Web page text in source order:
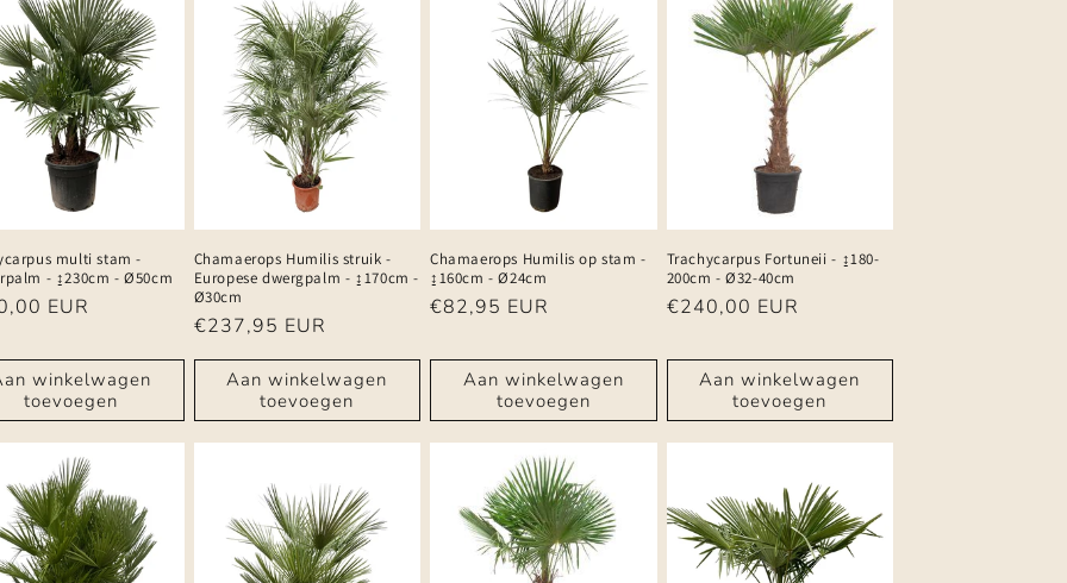
multi stam -
- ↨230cm - Ø50cm
EUR
winkelwagen
toevoegen
Chamaerops Humilis struik -
Europese dwergpalm - ↨170cm -
Ø30cm
Normale
€237,95 EUR
Aan winkelwagen
toevoegen
Chamaerops Humilis op stam -
↨160cm - Ø24cm
Normale
€82,95 EUR
Aan winkelwagen
toevoegen
Trachycarpus Fortuneii - ↨180-
200cm - Ø32-40cm
Normale
€240,00 EUR
Aan winkelwagen
toevoegen